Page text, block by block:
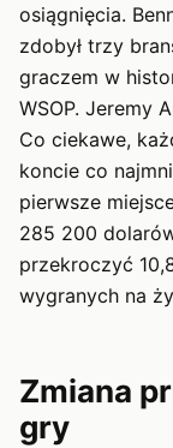
osiągnięcia.
zdobył trzy
graczem w
WSOP. Jeremy
Co ciekawe,
koncie co
pierwsze
285 200
przekroczyć
wygranych na
Zmiana
gry